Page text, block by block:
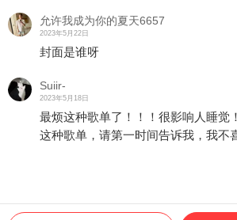
允许我成为你的夏天6657
2023年5月22日
封面是谁呀
Suiir-
2023年5月18日
最烦这种歌单了！！！很影响人睡觉
这种歌单，请第一时间告诉我，我不